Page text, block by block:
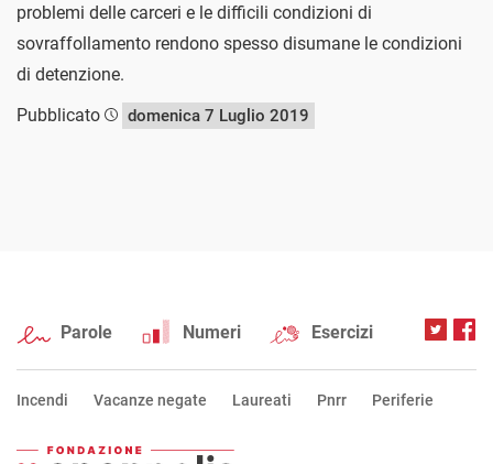
problemi delle carceri e le difficili condizioni di
sovraffollamento rendono spesso disumane le condizioni
di detenzione.
Pubblicato
domenica 7 Luglio 2019
Parole Numeri Esercizi
Incendi Vacanze negate Laureati Pnrr Periferie